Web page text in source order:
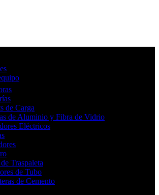
de Carga
de Aluminio y Fibra de Vidrio
Eléctricos
Traspaleta
de Tubo
de Cemento